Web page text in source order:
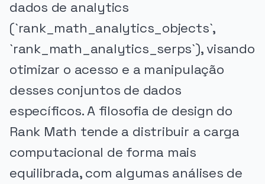
dados de analytics
(`rank_math_analytics_objects`,
`rank_math_analytics_serps`), visando
otimizar o acesso e a manipulação
desses conjuntos de dados
específicos. A filosofia de design do
Rank Math tende a distribuir a carga
computacional de forma mais
equilibrada, com algumas análises de